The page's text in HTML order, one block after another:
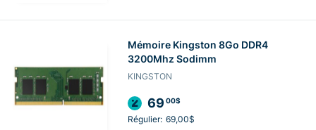
Mémoire Kingston 8Go DDR4
3200Mhz Sodimm
KINGSTON
69 00$
Régulier: 69,00$